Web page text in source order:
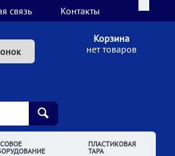
связь Контакты
Корзина
нет товаров
ПЛАСТИКОВАЯ
ТАРА